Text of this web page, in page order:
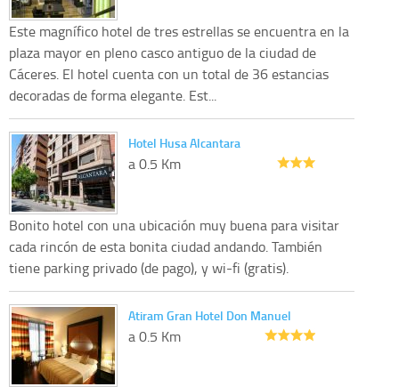
Este magnífico hotel de tres estrellas se encuentra en la
plaza mayor en pleno casco antiguo de la ciudad de
Cáceres. El hotel cuenta con un total de 36 estancias
decoradas de forma elegante. Est...
Hotel Husa Alcantara
a 0.5 Km
Bonito hotel con una ubicación muy buena para visitar
cada rincón de esta bonita ciudad andando. También
tiene parking privado (de pago), y wi-fi (gratis).
Atiram Gran Hotel Don Manuel
a 0.5 Km